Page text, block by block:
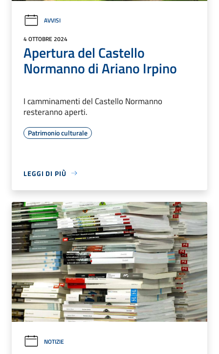
AVVISI
4 OTTOBRE 2024
Apertura del Castello
Normanno di Ariano Irpino
I camminamenti del Castello Normanno
resteranno aperti.
Patrimonio culturale
LEGGI DI PIÙ
NOTIZIE